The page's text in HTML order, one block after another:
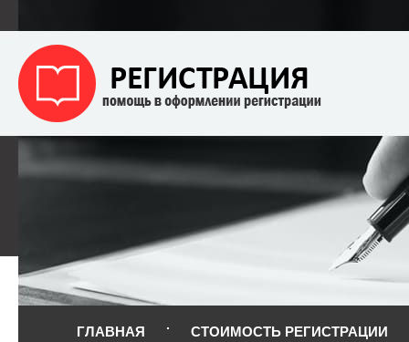
ГЛАВНАЯ СТОИМОСТЬ РЕГИСТРАЦИИ